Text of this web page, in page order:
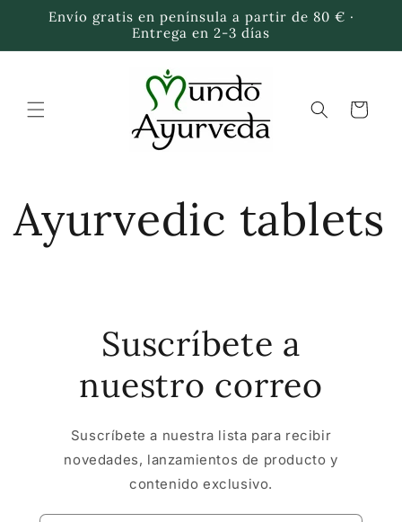
Skip to
Envío gratis en península a partir de 80 € ·
Entrega en 2-3 días
Cart
Ayurvedic tablets
Suscríbete a
nuestro correo
Suscríbete a nuestra lista para recibir
novedades, lanzamientos de producto y
contenido exclusivo.